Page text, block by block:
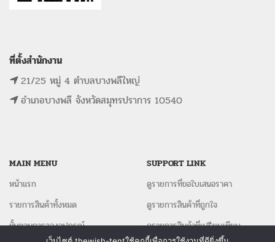
ที่ตั้งสำนักงาน
21/25 หมู่ 4 ตำบลบางพลีใหญ่
อำเภอบางพลี จังหวัดสมุทรปราการ 10540
MAIN MENU
หน้าแรก
รายการสินค้าทั้งหมด
ขั้นตอนการจองอุปกรณ์
SUPPORT LINK
ดูรายการที่ขอใบเสนอราคา
ดูรายการสินค้าที่ถูกใจ
ดูรายการสินค้าที่เปรียบเทียบ